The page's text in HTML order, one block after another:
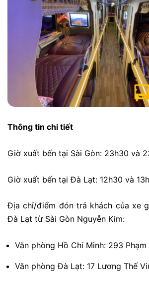
Thông tin chi tiết
Giờ xuất bến tại Sài Gòn: 23h30 và
Giờ xuất bến tại Đà Lạt: 12h30 và
Địa chỉ/điểm đón trả khách của xe
Đà Lạt từ Sài Gòn Nguyễn Kim:
Văn phòng Hồ Chí Minh: 293 Phạm
Văn phòng Đà Lạt: 17 Lương Thế